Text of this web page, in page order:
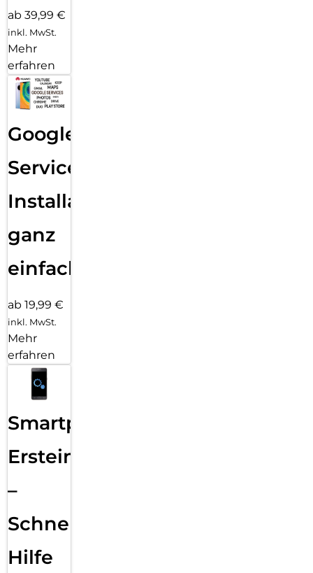
ab 39,99 €
inkl. MwSt.
Mehr
erfahren
Google
Services
Installation
ganz
einfach
ab 19,99 €
inkl. MwSt.
Mehr
erfahren
Smartphone
Ersteinrichtung
–
Schnelle
Hilfe